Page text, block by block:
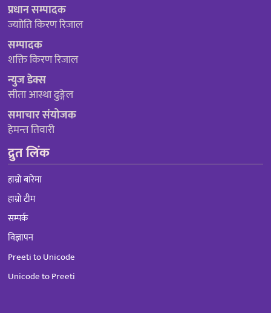
प्रधान सम्पादक
ज्याोति किरण रिजाल
सम्पादक
शक्ति किरण रिजाल
न्युज डेक्स
सीता आस्था ढुङ्गेल
समाचार संयोजक
हेमन्त तिवारी
द्रुत लिंक
हाम्रो बारेमा
हाम्रो टीम
सम्पर्क
विज्ञापन
Preeti to Unicode
Unicode to Preeti